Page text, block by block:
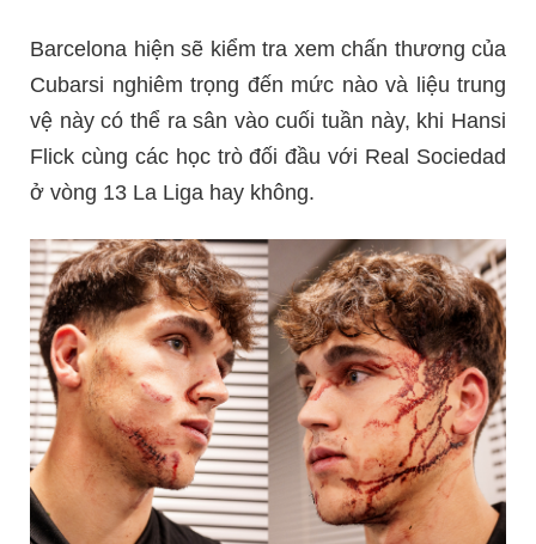
Barcelona hiện sẽ kiểm tra xem chấn thương của
Cubarsi nghiêm trọng đến mức nào và liệu trung
vệ này có thể ra sân vào cuối tuần này, khi Hansi
Flick cùng các học trò đối đầu với Real Sociedad
ở vòng 13 La Liga hay không.